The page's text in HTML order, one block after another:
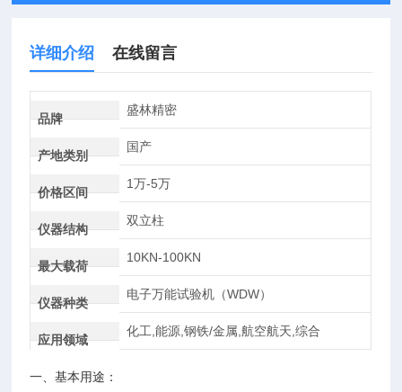
详细介绍 在线留言
品牌
盛林精密
产地类别
国产
价格区间
1万-5万
仪器结构
双立柱
最大载荷
10KN-100KN
仪器种类
电子万能试验机（WDW）
应用领域
化工,能源,钢铁/金属,航空航天,综合
一、基本用途：